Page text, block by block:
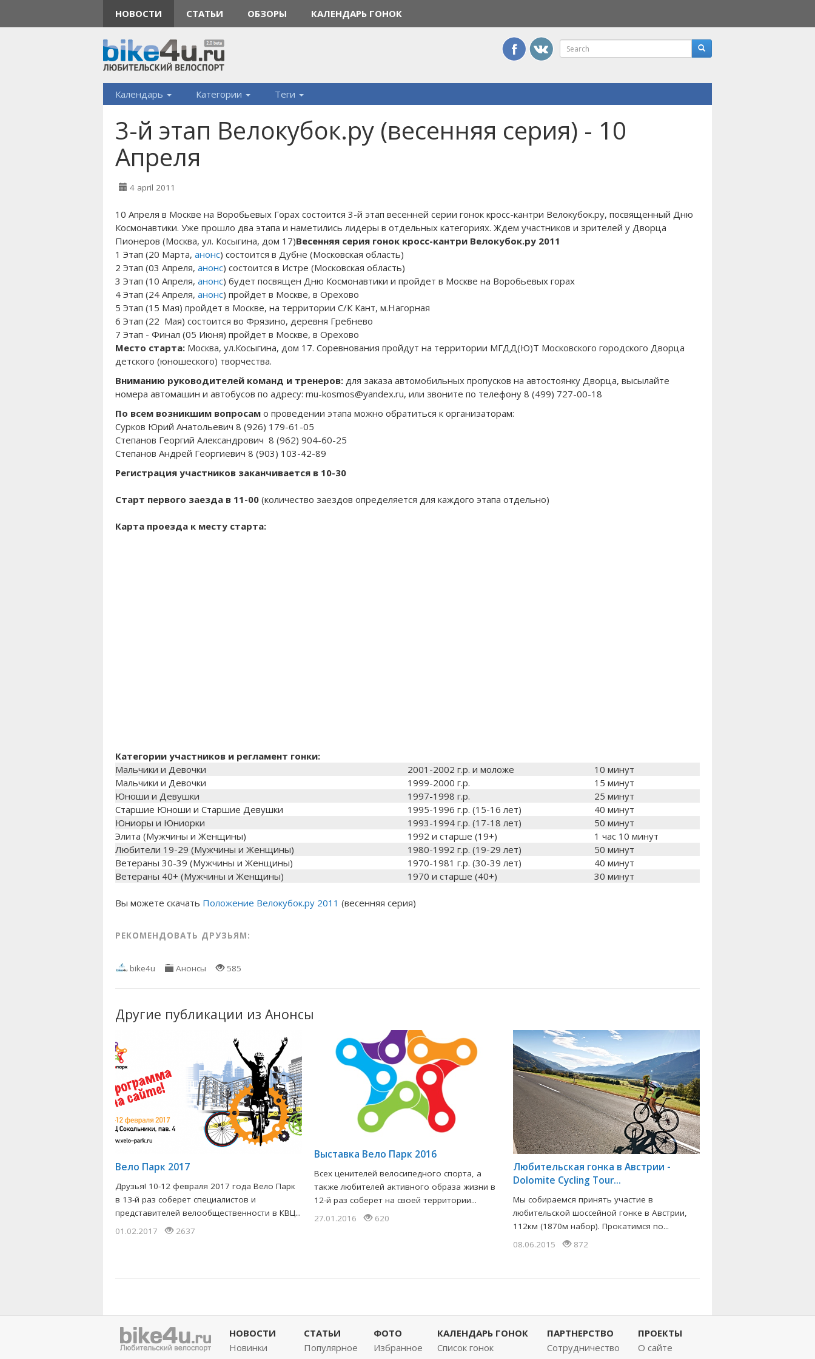
НОВОСТИ СТАТЬИ ОБЗОРЫ КАЛЕНДАРЬ ГОНОК
Календарь Категории Теги
3-й этап Велокубок.ру (весенняя серия) - 10
Апреля
4 april 2011
10 Апреля в Москве на Воробьевых Горах состоится 3-й этап весенней серии гонок кросс-кантри Велокубок.ру, посвященный Дню
Космонавтики. Уже прошло два этапа и наметились лидеры в отдельных категориях. Ждем участников и зрителей у Дворца
Пионеров (Москва, ул. Косыгина, дом 17)Весенняя серия гонок кросс-кантри Велокубок.ру 2011
1 Этап (20 Марта, анонс) состоится в Дубне (Московская область)
2 Этап (03 Апреля, анонс) состоится в Истре (Московская область)
3 Этап (10 Апреля, анонс) будет посвящен Дню Космонавтики и пройдет в Москве на Воробьевых горах
4 Этап (24 Апреля, анонс) пройдет в Москве, в Орехово
5 Этап (15 Мая) пройдет в Москве, на территории С/К Кант, м.Нагорная
6 Этап (22 Мая) состоится во Фрязино, деревня Гребнево
7 Этап - Финал (05 Июня) пройдет в Москве, в Орехово
Место старта: Москва, ул.Косыгина, дом 17. Соревнования пройдут на территории МГДД(Ю)Т Московского городского Дворца
детского (юношеского) творчества.
Вниманию руководителей команд и тренеров: для заказа автомобильных пропусков на автостоянку Дворца, высылайте
номера автомашин и автобусов по адресу: mu-kosmos@yandex.ru, или звоните по телефону 8 (499) 727-00-18
По всем возникшим вопросам о проведении этапа можно обратиться к организаторам:
Сурков Юрий Анатольевич 8 (926) 179-61-05
Степанов Георгий Александрович 8 (962) 904-60-25
Степанов Андрей Георгиевич 8 (903) 103-42-89
Регистрация участников заканчивается в 10-30
Старт первого заезда в 11-00 (количество заездов определяется для каждого этапа отдельно)
Карта проезда к месту старта:
Категории участников и регламент гонки:
Мальчики и Девочки
2001-2002 г.р. и моложе
10 минут
Мальчики и Девочки
1999-2000 г.р.
15 минут
Юноши и Девушки
1997-1998 г.р.
25 минут
Старшие Юноши и Старшие Девушки
1995-1996 г.р. (15-16 лет)
40 минут
Юниоры и Юниорки
1993-1994 г.р. (17-18 лет)
50 минут
Элита (Мужчины и Женщины)
1992 и старше (19+)
1 час 10 минут
Любители 19-29 (Мужчины и Женщины)
1980-1992 г.р. (19-29 лет)
50 минут
Ветераны 30-39 (Мужчины и Женщины)
1970-1981 г.р. (30-39 лет)
40 минут
Ветераны 40+ (Мужчины и Женщины)
1970 и старше (40+) 30 минут
Вы можете скачать Положение Велокубок.ру 2011 (весенняя серия)
РЕКОМЕНДОВАТЬ ДРУЗЬЯМ:
bike4u Анонсы 585
Другие публикации из Анонсы
Вело Парк 2017
Друзья! 10-12 февраля 2017 года Вело Парк
в 13-й раз соберет специалистов и
представителей велообщественности в КВЦ...
01.02.2017
2637
​Выставка Вело Парк 2016
Всех ценителей велосипедного спорта, а
также любителей активного образа жизни в
12-й раз соберет на своей территории...
27.01.2016
620
Любительская гонка в Австрии -
Dolomite Cycling Tour...
Мы собираемся принять участие в
любительской шоссейной гонке в Австрии,
112км (1870м набор). Прокатимся по...
08.06.2015
872
НОВОСТИ
Новинки
СТАТЬИ
Популярное
ФОТО
Избранное
КАЛЕНДАРЬ ГОНОК
Список гонок
ПАРТНЕРСТВО
Сотрудничество
ПРОЕКТЫ
О сайте